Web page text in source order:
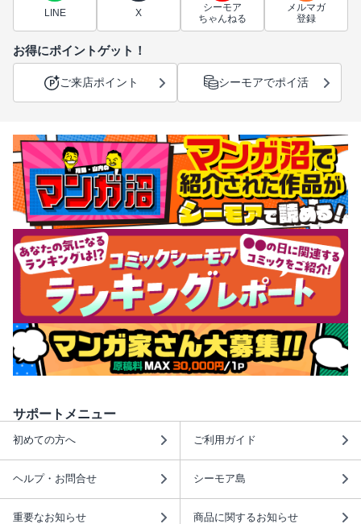
LINE X
シーモア
ちゃんねる
メルマガ
登録
お得にポイントゲット！
ご来店ポイント シーモアでポイ活
サポートメニュー
初めての方へ ご利用ガイド
ヘルプ・お問合せ シーモア島
重要なお知らせ 商品に関するお知らせ